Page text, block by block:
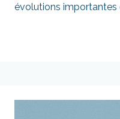
évolutions importantes